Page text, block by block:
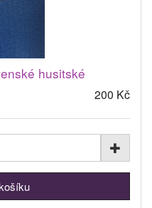
husitské
200 Kč